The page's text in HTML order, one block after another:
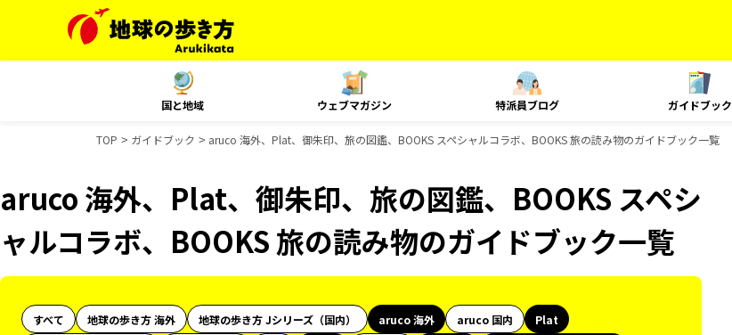
国と地域 ウェブマガジン 特派員ブログ ガイドブック
TOP ガイドブック aruco 海外、Plat、御朱印、旅の図鑑、BOOKS スペシャルコラボ、BOOKS 旅の読み物のガイドブック一覧
aruco 海外、Plat、御朱印、旅の図鑑、BOOKS スペシ
ャルコラボ、BOOKS 旅の読み物のガイドブック一覧
すべて 地球の歩き方 海外 地球の歩き方 Jシリーズ（国内） aruco 海外 aruco 国内
Plat